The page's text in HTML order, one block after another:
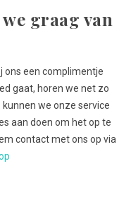
graag van
ons een complimentje
gaat, horen we net zo
we onze service
aan doen om het op te
contact met ons op via